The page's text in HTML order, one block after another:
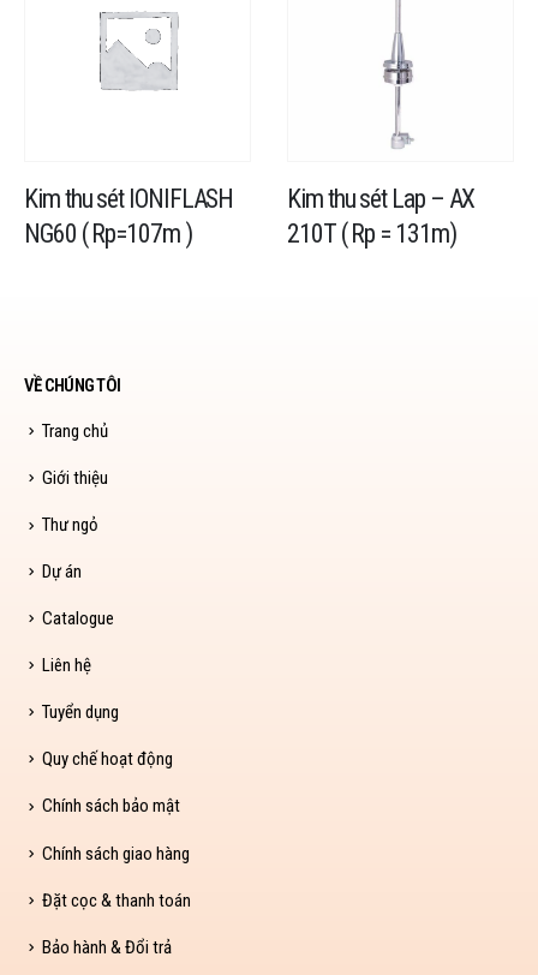
Kim thu sét IONIFLASH
NG60 ( Rp=107m )
Kim thu sét Lap – AX
210T ( Rp = 131m)
VỀ CHÚNG TÔI
Trang chủ
Giới thiệu
Thư ngỏ
Dự án
Catalogue
Liên hệ
Tuyển dụng
Quy chế hoạt động
Chính sách bảo mật
Chính sách giao hàng
Đặt cọc & thanh toán
Bảo hành & Đổi trả